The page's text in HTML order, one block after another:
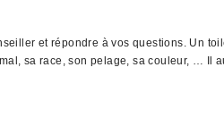
et répondre à vos questions. Un
sa race, son pelage, sa couleur, … Il